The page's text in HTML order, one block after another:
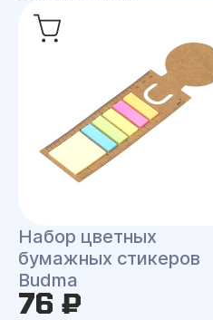
Набор цветных
бумажных стикеров
Budma
76 ₽